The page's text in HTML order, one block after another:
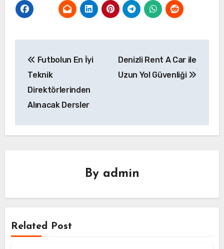
gezinmesi
Futbolun En İyi
Teknik
Direktörlerinden
Alınacak Dersler
Denizli Rent A Car ile
Uzun Yol Güvenliği
By admin
Related Post